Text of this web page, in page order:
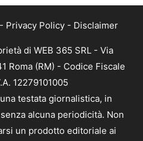
- Privacy Policy - Disclaimer
di WEB 365 SRL - Via
Roma (RM) - Codice Fiscale
12279101005
testata giornalistica, in
alcuna periodicità. Non
un prodotto editoriale ai